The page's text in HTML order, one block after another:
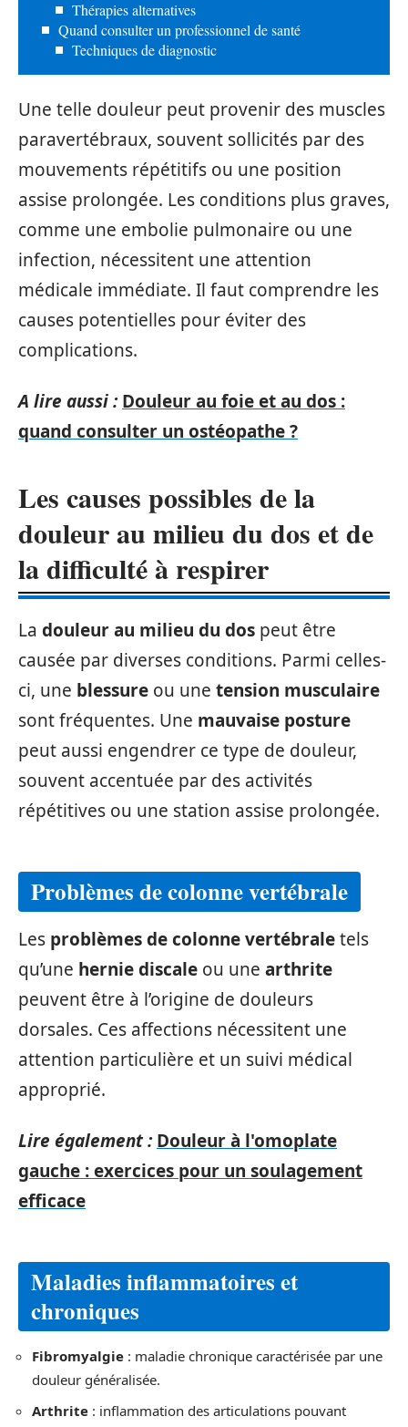
Thérapies alternatives
Quand consulter un professionnel de santé
Techniques de diagnostic
Une telle douleur peut provenir des muscles
paravertébraux, souvent sollicités par des
mouvements répétitifs ou une position
assise prolongée. Les conditions plus graves,
comme une embolie pulmonaire ou une
infection, nécessitent une attention
médicale immédiate. Il faut comprendre les
causes potentielles pour éviter des
complications.
A lire aussi : Douleur au foie et au dos :
quand consulter un ostéopathe ?
Les causes possibles de la
douleur au milieu du dos et de
la difficulté à respirer
La douleur au milieu du dos peut être
causée par diverses conditions. Parmi celles-
ci, une blessure ou une tension musculaire
sont fréquentes. Une mauvaise posture
peut aussi engendrer ce type de douleur,
souvent accentuée par des activités
répétitives ou une station assise prolongée.
Problèmes de colonne vertébrale
Les problèmes de colonne vertébraletels
qu’une hernie discale ou une arthrite
peuvent être à l’origine de douleurs
dorsales. Ces affections nécessitent une
attention particulière et un suivi médical
approprié.
Lire également : Douleur à l'omoplate
gauche : exercices pour un soulagement
efficace
Maladies inflammatoires et
chroniques
Fibromyalgie : maladie chronique caractérisée par une
douleur généralisée.
Arthrite : inflammation des articulations pouvant